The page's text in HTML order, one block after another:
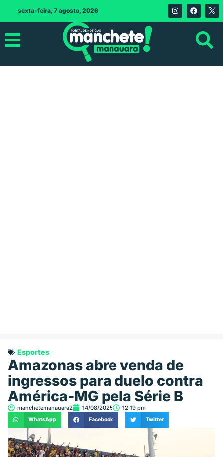
sexta-feira, 7 agosto, 2026
Esportes
Amazonas abre venda de
ingressos para duelo contra
América-MG pela Série B
manchetemanauara2 14/08/2025 12:19 pm
WhatsApp Facebook Twitter